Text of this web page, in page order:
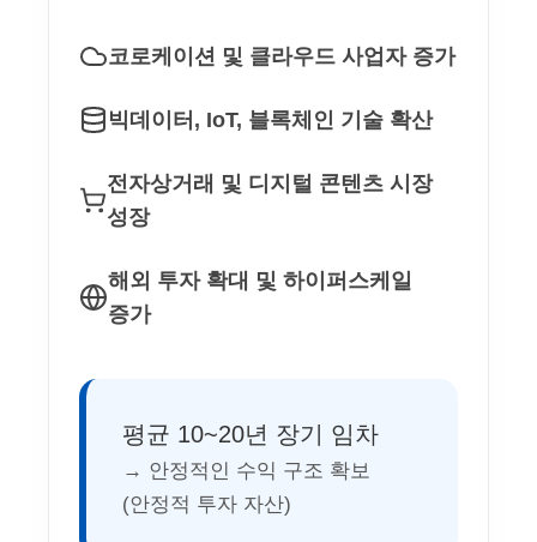
코로케이션 및 클라우드 사업자 증가
빅데이터, IoT, 블록체인 기술 확산
전자상거래 및 디지털 콘텐츠 시장
성장
해외 투자 확대 및 하이퍼스케일
증가
평균 10~20년 장기 임차
→ 안정적인 수익 구조 확보
(안정적 투자 자산)